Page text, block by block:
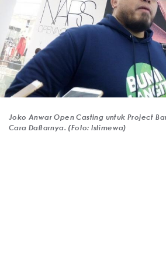
Joko Anwar Open Casting untuk Project
Cara Daftarnya. (Foto: Istimewa)